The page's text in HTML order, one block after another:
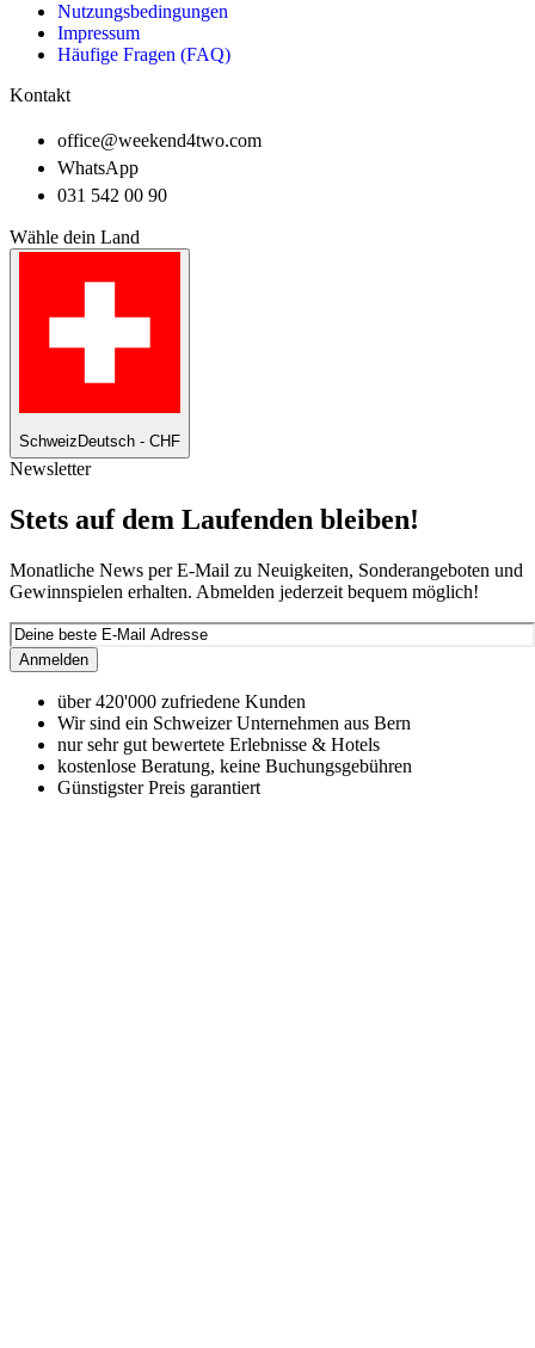
Nutzungsbedingungen
Impressum
Häufige Fragen (FAQ)
Kontakt
office@weekend4two.com
WhatsApp
031 542 00 90
Wähle dein Land
Schweiz Deutsch - CHF
Newsletter
Stets auf dem Laufenden bleiben!
Monatliche News per E-Mail zu Neuigkeiten, Sonderangeboten und
Gewinnspielen erhalten. Abmelden jederzeit bequem möglich!
Anmelden
über 420'000 zufriedene Kunden
Wir sind ein Schweizer Unternehmen aus Bern
nur sehr gut bewertete Erlebnisse & Hotels
kostenlose Beratung, keine Buchungsgebühren
Günstigster Preis garantiert